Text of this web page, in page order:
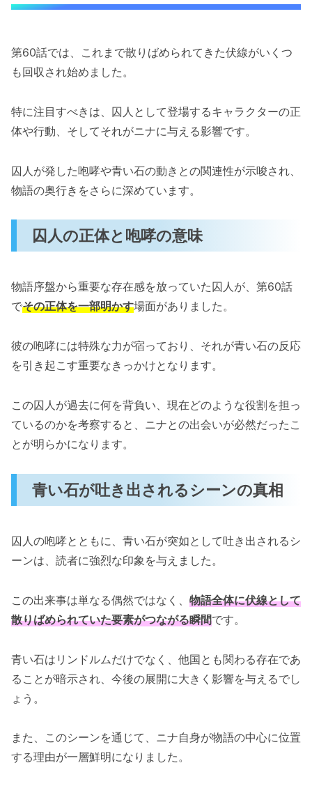
第60話では、これまで散りばめられてきた伏線がいくつ
も回収され始めました。
特に注目すべきは、囚人として登場するキャラクターの正
体や行動、そしてそれがニナに与える影響です。
囚人が発した咆哮や青い石の動きとの関連性が示唆され、
物語の奥行きをさらに深めています。
囚人の正体と咆哮の意味
物語序盤から重要な存在感を放っていた囚人が、第60話
でその正体を一部明かす場面がありました。
彼の咆哮には特殊な力が宿っており、それが青い石の反応
を引き起こす重要なきっかけとなります。
この囚人が過去に何を背負い、現在どのような役割を担っ
ているのかを考察すると、ニナとの出会いが必然だったこ
とが明らかになります。
青い石が吐き出されるシーンの真相
囚人の咆哮とともに、青い石が突如として吐き出されるシ
ーンは、読者に強烈な印象を与えました。
この出来事は単なる偶然ではなく、 物語全体に伏線として
散りばめられていた要素がつながる瞬間です。
青い石はリンドルムだけでなく、他国とも関わる存在であ
ることが暗示され、今後の展開に大きく影響を与えるでし
ょう。
また、このシーンを通じて、ニナ自身が物語の中心に位置
する理由が一層鮮明になりました。